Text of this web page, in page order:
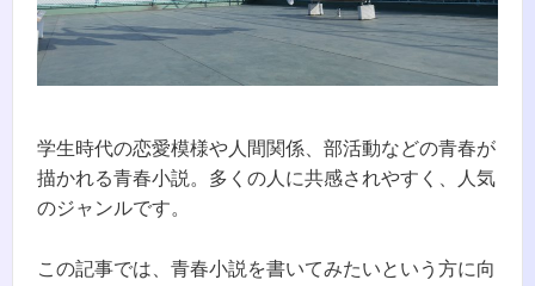
学生時代の恋愛模様や人間関係、部活動などの青春が
描かれる青春小説。多くの人に共感されやすく、人気
のジャンルです。
この記事では、青春小説を書いてみたいという方に向